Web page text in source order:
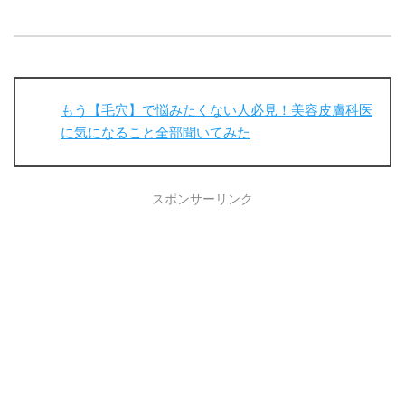
もう【毛穴】で悩みたくない人必見！美容皮膚科医
に気になること全部聞いてみた
スポンサーリンク